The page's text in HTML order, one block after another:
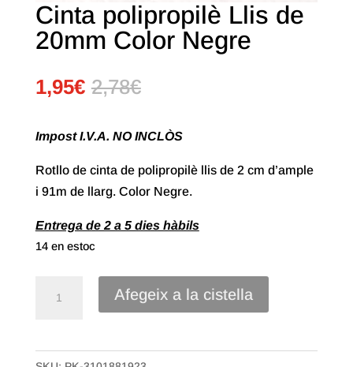
Cinta polipropilè Llis de
20mm Color Negre
1,95€ 2,78€
Impost I.V.A. NO INCLÒS
Rotllo de cinta de polipropilè llis de 2 cm d’ample
i 91m de llarg. Color Negre.
Entrega de 2 a 5 dies hàbils
14 en estoc
polipropilè
Afegeix a la cistella